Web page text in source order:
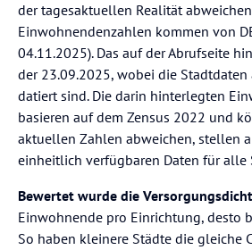
der tagesaktuellen Realität
Einwohnendenzahlen kommen von
04.11.2025). Das auf der Abrufseite
der 23.09.2025, wobei die
datiert sind. Die darin hinterlegten
basieren auf dem Zensus 2022 und
aktuellen Zahlen abweichen, stellen
einheitlich verfügbaren Daten für alle
Bewertet wurde die
Einwohnende pro Einrichtung, desto
So haben kleinere Städte die gleiche